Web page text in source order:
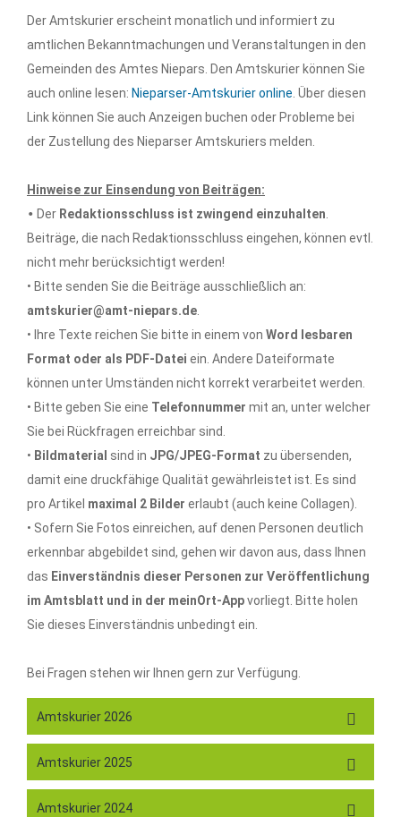
Der Amtskurier erscheint monatlich und informiert zu
amtlichen Bekanntmachungen und Veranstaltungen in den
Gemeinden des Amtes Niepars. Den Amtskurier können Sie
auch online lesen: Nieparser-Amtskurier online. Über diesen
Link können Sie auch Anzeigen buchen oder Probleme bei
der Zustellung des Nieparser Amtskuriers melden.
Hinweise zur Einsendung von Beiträgen:
• Der Redaktionsschluss ist zwingend einzuhalten.
Beiträge, die nach Redaktionsschluss eingehen, können evtl.
nicht mehr berücksichtigt werden!
• Bitte senden Sie die Beiträge ausschließlich an:
amtskurier@amt-niepars.de.
• Ihre Texte reichen Sie bitte in einem von Word lesbaren
Format oder als PDF-Datei ein. Andere Dateiformate
können unter Umständen nicht korrekt verarbeitet werden.
• Bitte geben Sie eine Telefonnummer mit an, unter welcher
Sie bei Rückfragen erreichbar sind.
• Bildmaterial sind in JPG/JPEG-Format zu übersenden,
damit eine druckfähige Qualität gewährleistet ist. Es sind
pro Artikel maximal 2 Bilder erlaubt (auch keine Collagen).
• Sofern Sie Fotos einreichen, auf denen Personen deutlich
erkennbar abgebildet sind, gehen wir davon aus, dass Ihnen
das Einverständnis dieser Personen zur Veröffentlichung
im Amtsblatt und in der meinOrt-Appvorliegt. Bitte holen
Sie dieses Einverständnis unbedingt ein.
Bei Fragen stehen wir Ihnen gern zur Verfügung.
Amtskurier 2026
Amtskurier 2025
Amtskurier 2024